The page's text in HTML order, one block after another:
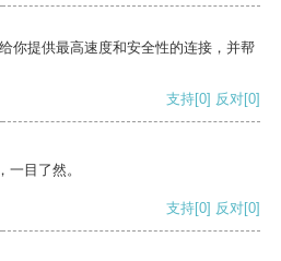
你提供最高速度和安全性的连接，并帮
支持[0] 反对[0]
目了然。
支持[0] 反对[0]